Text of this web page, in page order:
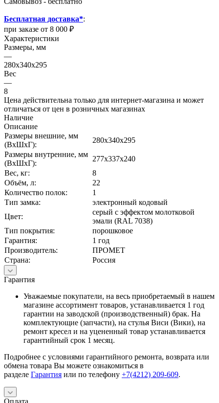
Бесплатная доставка*:
при заказе от 8 000 ₽
Характеристики
Размеры, мм
—
280x340x295
Вес
—
8
Цена действительна только для интернет-магазина и может
отличаться от цен в розничных магазинах
Наличие
Описание
Размеры внешние, мм
(ВхШхГ):
280x340x295
Размеры внутренние, мм
(ВхШхГ):
277x337x240
Вес, кг:
8
Объём, л:
22
Количество полок:
1
Тип замка:
электронный кодовый
Цвет:
серый с эффектом молотковой
эмали (RAL 7038)
Тип покрытия:
порошковое
Гарантия:
1 год
Производитель:
ПРОМЕТ
Страна:
Россия
Гарантия
Уважаемые покупатели, на весь приобретаемый в нашем
магазине ассортимент товаров, устанавливается 1 год
гарантии на заводской (производственный) брак. На
комплектующие (запчасти), на стулья Виси (Вики), на
ремонт кресел и на уцененный товар устанавливается
гарантийный срок 1 месяц.
Подробнее с условиями гарантийного ремонта, возврата или
обмена товара Вы можете ознакомиться в
разделе Гарантия или по телефону +7(4212) 209-609.
Оплата